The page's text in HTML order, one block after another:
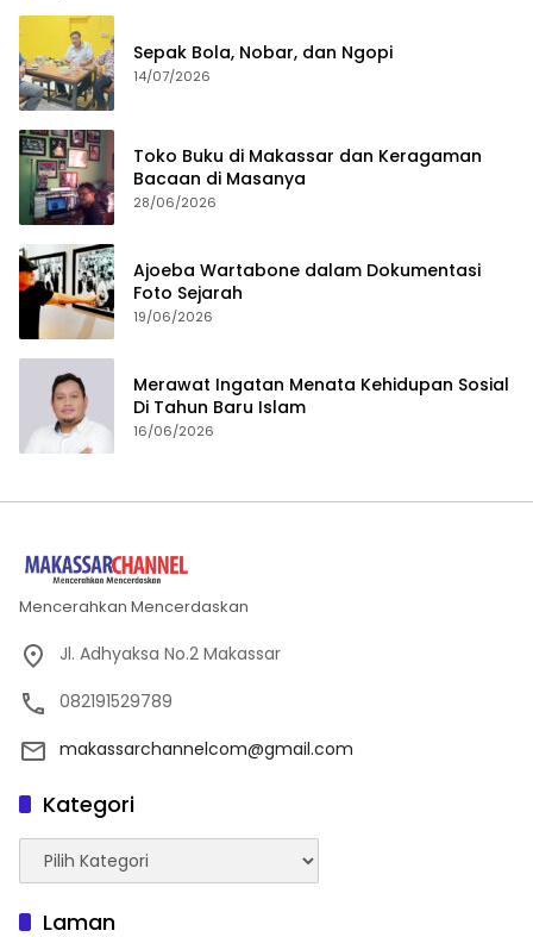
Sepak Bola, Nobar, dan Ngopi
14/07/2026
Toko Buku di Makassar dan Keragaman
Bacaan di Masanya
28/06/2026
Ajoeba Wartabone dalam Dokumentasi
Foto Sejarah
19/06/2026
Merawat Ingatan Menata Kehidupan Sosial
Di Tahun Baru Islam
16/06/2026
Mencerahkan Mencerdaskan
Jl. Adhyaksa No.2 Makassar
082191529789
makassarchannelcom@gmail.com
Kategori
Kategori
Laman